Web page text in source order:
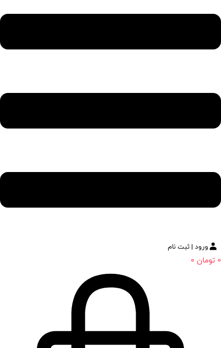
ورود | ثبت نام
0 تومان 0